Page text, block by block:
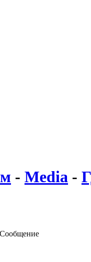
- Media -
Сообщение